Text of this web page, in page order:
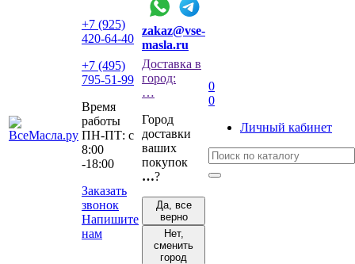
+7 (925)
420-64-40
+7 (495)
795-51-99
Время
работы
ПН-ПТ: с
8:00
-18:00
Заказать
звонок
Напишите
нам
zakaz@vse-
masla.ru
Доставка в
город:
…
Город
доставки
ваших
покупок
…?
Да, все
верно
Нет,
сменить
город
0
0
Личный кабинет